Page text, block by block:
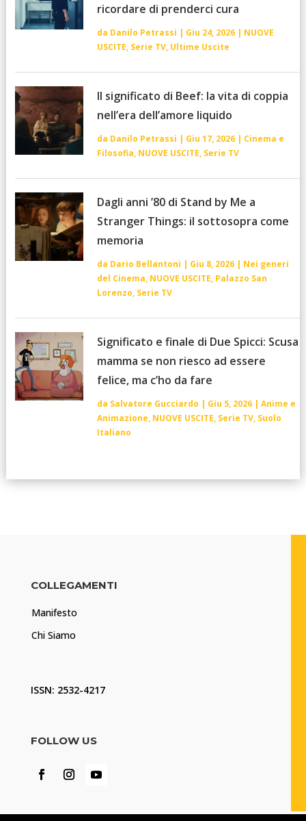
ricordare di prenderci cura
da Danilo Petrassi | Giu 24, 2026| NUOVE
USCITE, Serie TV, Ultime Uscite
Il significato di Beef: la vita di coppia
nell’era dell’amore liquido
da Danilo Petrassi | Giu 17, 2026| Cinema e
Filosofia, NUOVE USCITE, Serie TV
Dagli anni ’80 di Stand by Me a
Stranger Things: il sottosopra come
memoria
da Dario Bellantoni | Giu 8, 2026| Nei generi
del Cinema, NUOVE USCITE, Palazzo San
Lorenzo, Serie TV
Significato e finale di Due Spicci: Scusa
mamma se non riesco ad essere
felice, ma c’ho da fare
da Salvatore Gucciardo | Giu 5, 2026| Anime e
Animazione, NUOVE USCITE, Serie TV, Suolo
Italiano
COLLEGAMENTI
Manifesto
Chi Siamo
ISSN: 2532-4217
FOLLOW US